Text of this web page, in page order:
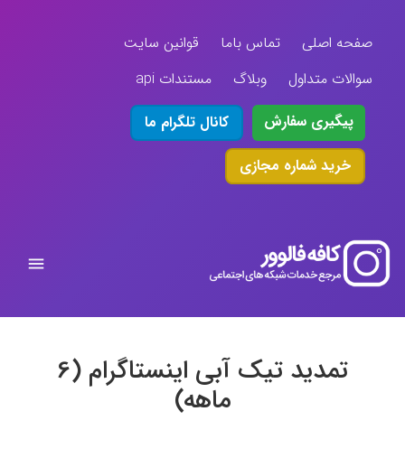
صفحه اصلی تماس باما
قوانین سایت
سوالات متداول
وبلاگ
مستندات api
پیگیری سفارش
کانال تلگرام ما
خرید شماره مجازی
تمدید تیک آبی اینستاگرام (6
ماهه)